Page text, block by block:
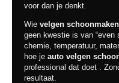
voor dan je denkt.
Wie velgen schoonmaken
geen kwestie is van “even
chemie, temperatuur,
hoe je auto velgen
professional dat doet .
resultaat.